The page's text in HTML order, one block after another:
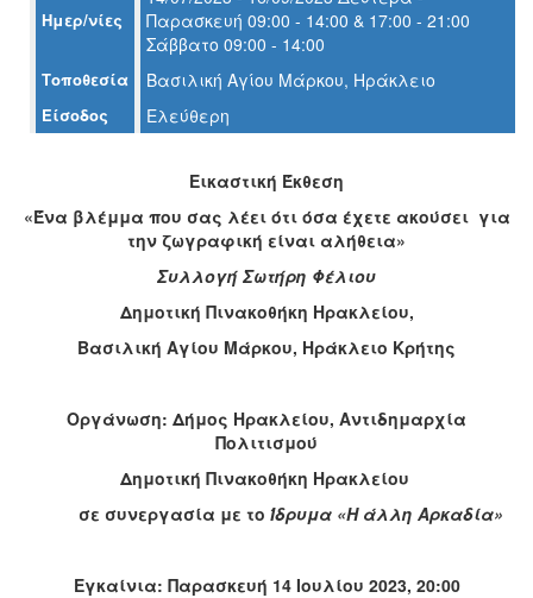
ΤΟΠΟΣ
ΔΗΜΟΣ
ΑΝΘΕΚΤΙΚΗ
Ημερ/νίες
Παρασκευή 09:00 - 14:00 & 17:00 - 21:00
Σάββατο 09:00 - 14:00
Τοποθεσία Βασιλική Αγίου Μάρκου, Ηράκλειο
Είσοδος Ελεύθερη
Εικαστική Έκθεση
«Ένα βλέμμα που σας λέει ότι όσα έχετε ακούσει για
την ζωγραφική είναι αλήθεια»
Συλλογή Σωτήρη Φέλιου
Δημοτική Πινακοθήκη Ηρακλείου,
Βασιλική Αγίου Μάρκου, Ηράκλειο Κρήτης
Οργάνωση: Δήμος Ηρακλείου, Αντιδημαρχία
Πολιτισμού
Δημοτική Πινακοθήκη Ηρακλείου
σε συνεργασία με το Ίδρυμα «Η άλλη Αρκαδία»
Εγκαίνια: Παρασκευή 14 Ιουλίου 2023, 20:00